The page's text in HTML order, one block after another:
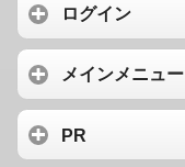
ログイン
メインメニュー
PR